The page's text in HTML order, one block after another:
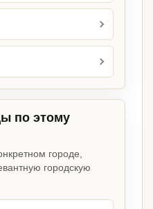
по этому
городе,
городскую